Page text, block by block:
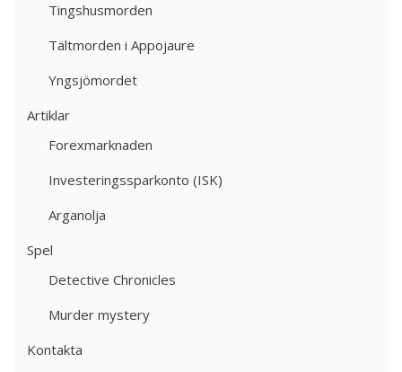
Tingshusmorden
Tältmorden i Appojaure
Yngsjömordet
Artiklar
Forexmarknaden
Investeringssparkonto (ISK)
Arganolja
Spel
Detective Chronicles
Murder mystery
Kontakta